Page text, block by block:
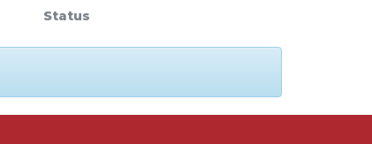
Status